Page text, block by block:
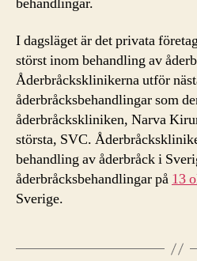
I dagsläget är det privata
störst inom behandling av
Åderbråcksklinikerna utför
åderbråcksbehandlingar som
åderbråckskliniken, Narva
största, SVC.
behandling av åderbråck i
åderbråcksbehandlingar på 13
Sverige.